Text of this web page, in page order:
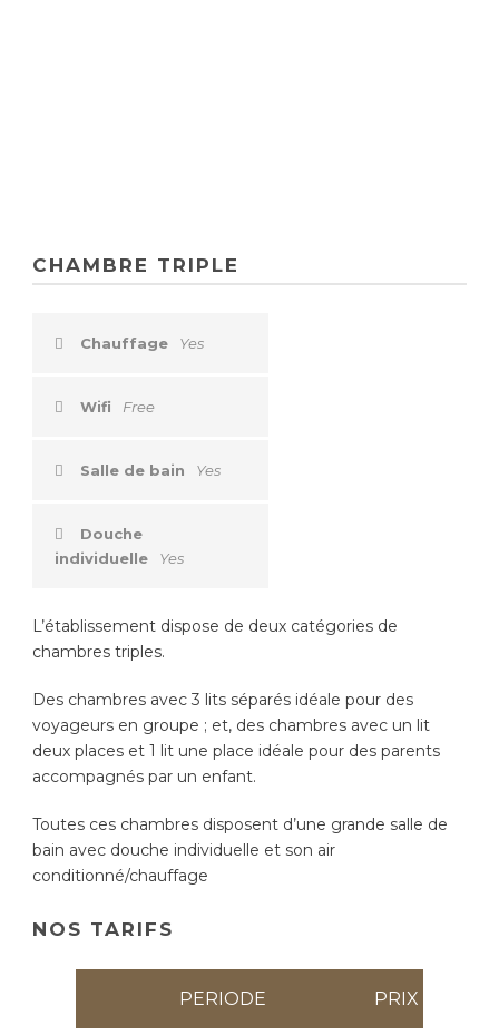
CHAMBRE TRIPLE
Chauffage Yes
Wifi Free
Salle de bain Yes
Douche
individuelle
Yes
L’établissement dispose de deux catégories de
chambres triples.
Des chambres avec 3 lits séparés idéale pour des
voyageurs en groupe ; et, des chambres avec un lit
deux places et 1 lit une place idéale pour des parents
accompagnés par un enfant.
Toutes ces chambres disposent d’une grande salle de
bain avec douche individuelle et son air
conditionné/chauffage
NOS TARIFS
PERIODE PRIX